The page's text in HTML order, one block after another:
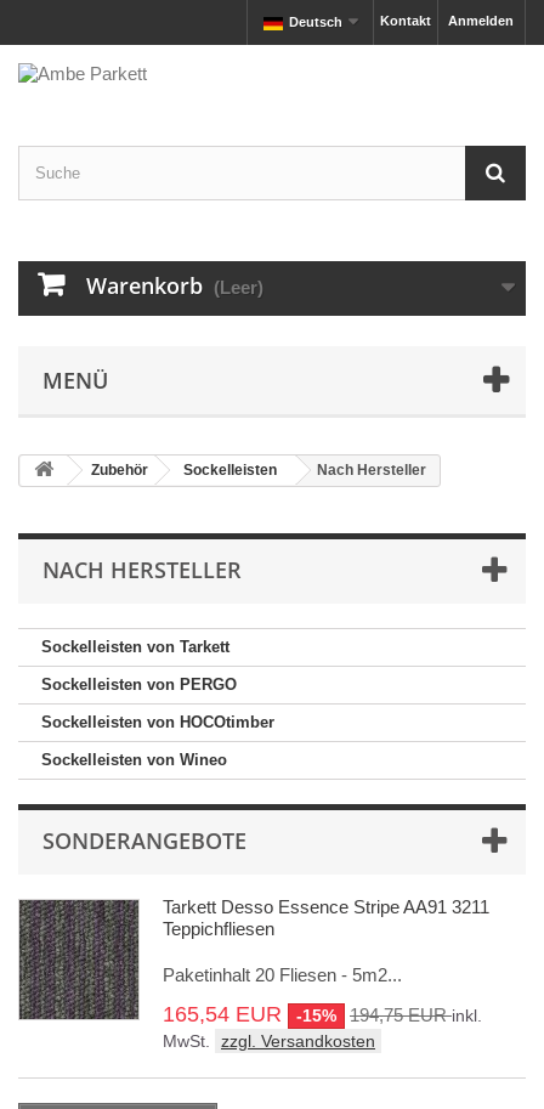
Anmelden
Kontakt
Deutsch
Warenkorb (Leer)
MENÜ
Zubehör Sockelleisten Nach Hersteller
NACH HERSTELLER
Sockelleisten von Tarkett
Sockelleisten von PERGO
Sockelleisten von HOCOtimber
Sockelleisten von Wineo
SONDERANGEBOTE
Tarkett Desso Essence Stripe AA91 3211
Teppichfliesen
Paketinhalt 20 Fliesen - 5m2...
165,54 EUR -15% 194,75 EURinkl.
MwSt.
zzgl. Versandkosten